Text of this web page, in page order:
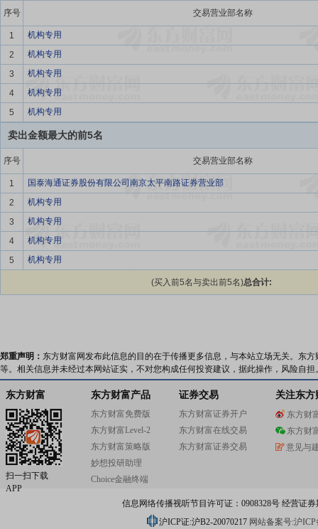
序号 交易营业部名称
1
机构专用
2
机构专用
3
机构专用
4
机构专用
5
机构专用
卖出金额最大的前5名
序号 交易营业部名称
1
国泰海通证券股份有限公司南京太平南路证券营业部
2
机构专用
3
机构专用
4
机构专用
5
机构专用
(买入前5名与卖出前5名)总合计:
郑重声明： 东方财富网发布此信息的目的在于传播更多信息，与本站立场无关。东
等。相关信息并未经过本网站证实，不对您构成任何投资建议，据此操作，风险自担